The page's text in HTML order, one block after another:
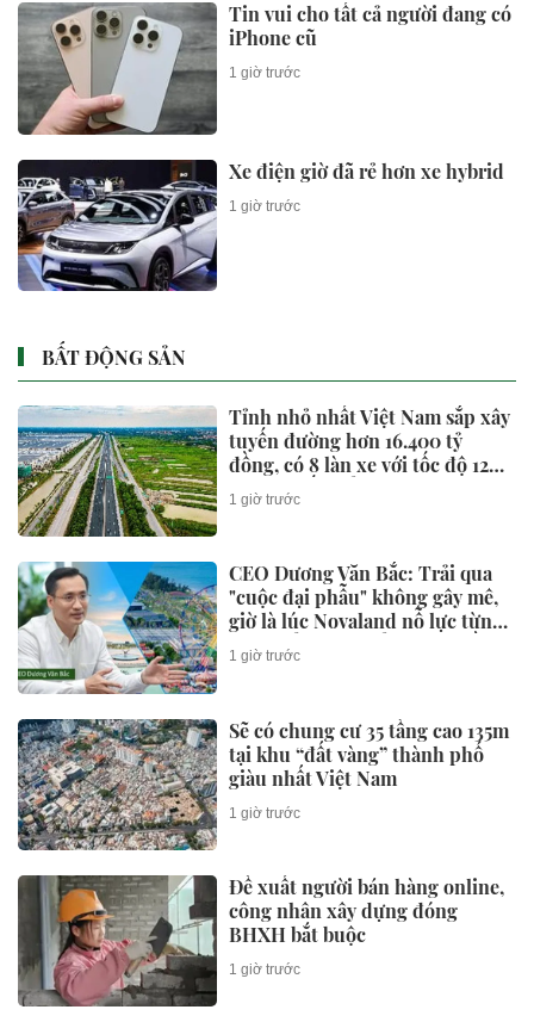
Tin vui cho tất cả người đang có
iPhone cũ
1 giờ trước
Xe điện giờ đã rẻ hơn xe hybrid
1 giờ trước
BẤT ĐỘNG SẢN
Tỉnh nhỏ nhất Việt Nam sắp xây
tuyến đường hơn 16.400 tỷ
đồng, có 8 làn xe với tốc độ 120
km/giờ nối thẳng Vành đai 4 ra
biển
1 giờ trước
CEO Dương Văn Bắc: Trải qua
"cuộc đại phẫu" không gây mê,
giờ là lúc Novaland nỗ lực từng
ngày để "sòng phẳng" với niềm
tin của khách hàng
1 giờ trước
Sẽ có chung cư 35 tầng cao 135m
tại khu “đất vàng” thành phố
giàu nhất Việt Nam
1 giờ trước
Đề xuất người bán hàng online,
công nhân xây dựng đóng
BHXH bắt buộc
1 giờ trước